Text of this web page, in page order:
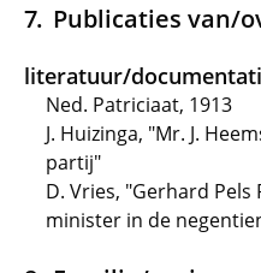
Publicaties van/
literatuur/
Ned. Patriciaat, 1913
J. Huizinga, "Mr. J.
partij"
D. Vries, "Gerhard Pels
minister in de